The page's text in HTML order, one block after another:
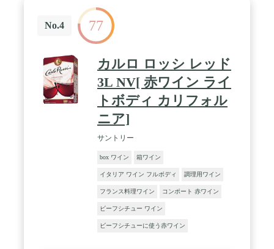
No.4 77
カルロ ロッシ レッド
3L NV[ 赤ワイン ライ
トボディ カリフォル
ニア]
サントリー
box ワイン 箱ワイン
イタリア ワイン フルボディ 調理用ワイン
フランス料理ワイン コンポート 赤ワイン
ビーフシチュー ワイン
ビーフシチューに使う赤ワイン